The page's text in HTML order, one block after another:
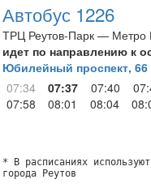
Автобус 1226
ТРЦ Реутов-Парк — Метро
идет по направлению к
Юбилейный проспект, 66
07:34
07:37 07:40
07:58
08:01 08:04
* В расписаниях
города Реутов